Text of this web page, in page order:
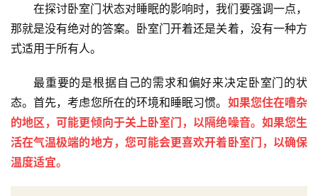
在探讨卧室门状态对睡眠的影响时，我们要强调一点，
那就是没有绝对的答案。卧室门开着还是关着，没有一种方
式适用于所有人。
最重要的是根据自己的需求和偏好来决定卧室门的状
态。首先，考虑您所在的环境和睡眠习惯。 如果您住在嘈杂
的地区，可能更倾向于关上卧室门，以隔绝噪音。如果您生
活在气温极端的地方，您可能会更喜欢开着卧室门，以确保
温度适宜。